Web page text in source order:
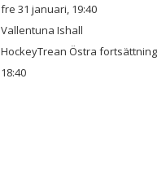
fre 31 januari, 19:40
Vallentuna Ishall
HockeyTrean Östra fortsättning
18:40